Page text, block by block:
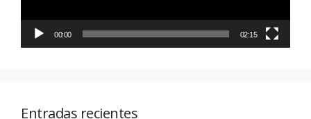
00:00 02:15
Entradas recientes